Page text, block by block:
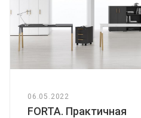
06.05.2022
FORTA. Практичная